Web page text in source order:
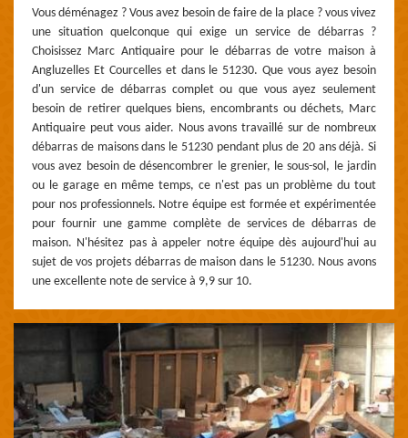
Vous déménagez ? Vous avez besoin de faire de la place ? vous vivez
une situation quelconque qui exige un service de débarras ?
Choisissez Marc Antiquaire pour le débarras de votre maison à
Angluzelles Et Courcelles et dans le 51230. Que vous ayez besoin
d'un service de débarras complet ou que vous ayez seulement
besoin de retirer quelques biens, encombrants ou déchets, Marc
Antiquaire peut vous aider. Nous avons travaillé sur de nombreux
débarras de maisons dans le 51230 pendant plus de 20 ans déjà. Si
vous avez besoin de désencombrer le grenier, le sous-sol, le jardin
ou le garage en même temps, ce n'est pas un problème du tout
pour nos professionnels. Notre équipe est formée et expérimentée
pour fournir une gamme complète de services de débarras de
maison. N'hésitez pas à appeler notre équipe dès aujourd'hui au
sujet de vos projets débarras de maison dans le 51230. Nous avons
une excellente note de service à 9,9 sur 10.